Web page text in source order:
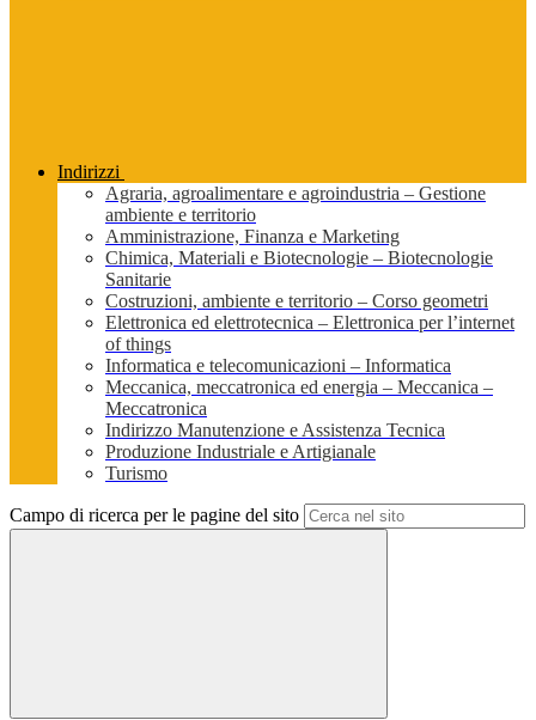
Indirizzi
Agraria, agroalimentare e agroindustria – Gestione
ambiente e territorio
Amministrazione, Finanza e Marketing
Chimica, Materiali e Biotecnologie – Biotecnologie
Sanitarie
Costruzioni, ambiente e territorio – Corso geometri
Elettronica ed elettrotecnica – Elettronica per l’internet
of things
Informatica e telecomunicazioni – Informatica
Meccanica, meccatronica ed energia – Meccanica –
Meccatronica
Indirizzo Manutenzione e Assistenza Tecnica
Produzione Industriale e Artigianale
Turismo
Campo di ricerca per le pagine del sito